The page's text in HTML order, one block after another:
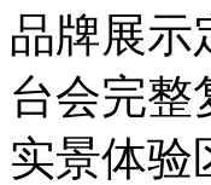
品牌展示
台会完整
实景体验